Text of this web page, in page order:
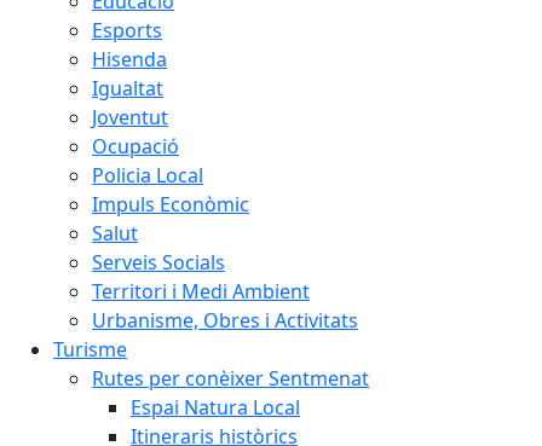
Esports
Hisenda
Igualtat
Joventut
Ocupació
Policia Local
Impuls Econòmic
Salut
Serveis Socials
Territori i Medi Ambient
Urbanisme, Obres i Activitats
Turisme
Rutes per conèixer Sentmenat
Espai Natura Local
Itineraris històrics